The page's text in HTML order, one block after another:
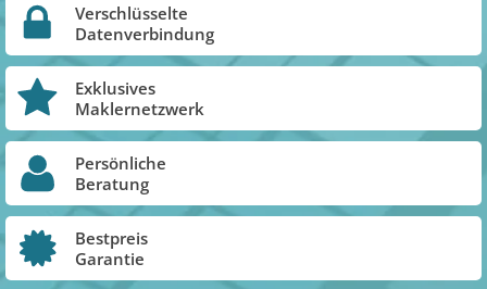
Verschlüsselte
Datenverbindung
Exklusives
Maklernetzwerk
Persönliche
Beratung
Bestpreis
Garantie